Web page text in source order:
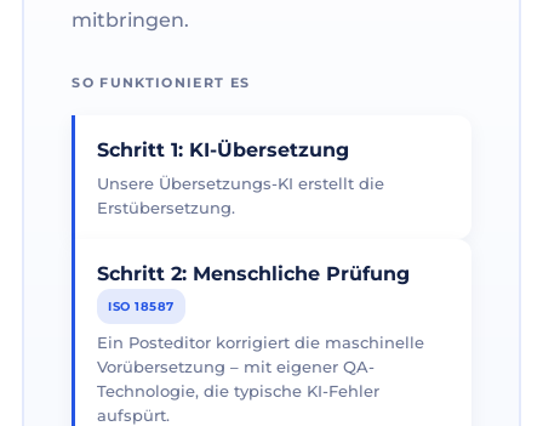
mitbringen.
SO FUNKTIONIERT ES
Schritt 1: KI-Übersetzung
Unsere Übersetzungs-KI erstellt die
Erstübersetzung.
Schritt 2: Menschliche Prüfung
ISO 18587
Ein Posteditor korrigiert die maschinelle
Vorübersetzung – mit eigener QA-
Technologie, die typische KI-Fehler
aufspürt.